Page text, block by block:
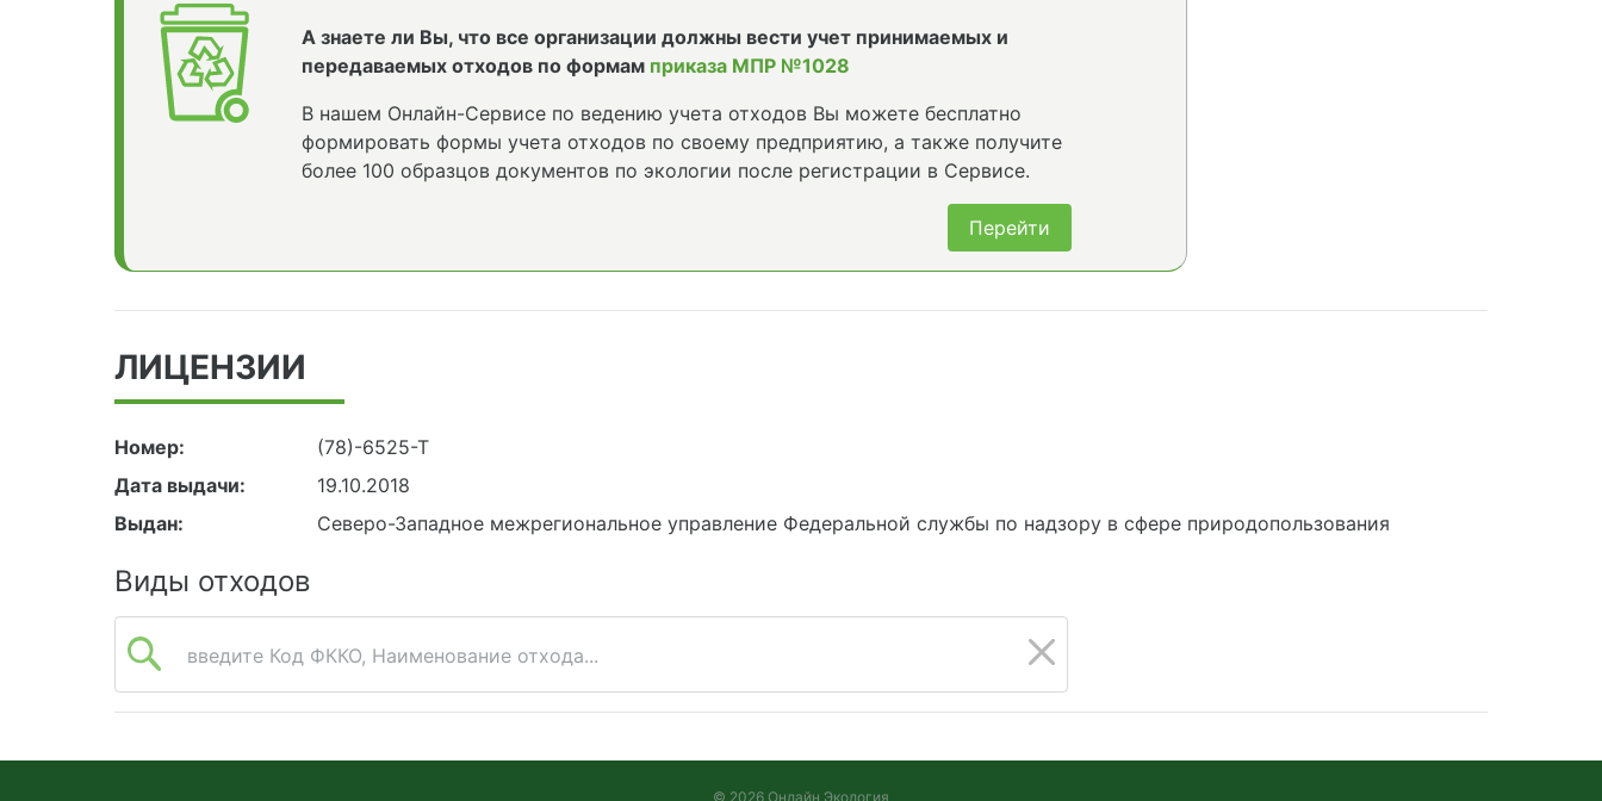
А знаете ли Вы, что все организации должны вести учет принимаемых и
передаваемых отходов по формам приказа МПР №1028
В нашем Онлайн-Сервисе по ведению учета отходов Вы можете бесплатно
формировать формы учета отходов по своему предприятию, а также получите
более 100 образцов документов по экологии после регистрации в Сервисе.
Перейти
ЛИЦЕНЗИИ
Номер:
(78)-6525-Т
Дата выдачи:
19.10.2018
Выдан:
Северо-Западное межрегиональное управление Федеральной службы по надзору в сфере природопользования
Виды отходов
введите Код ФККО, Наименование отхода...
© 2026 Онлайн Экология